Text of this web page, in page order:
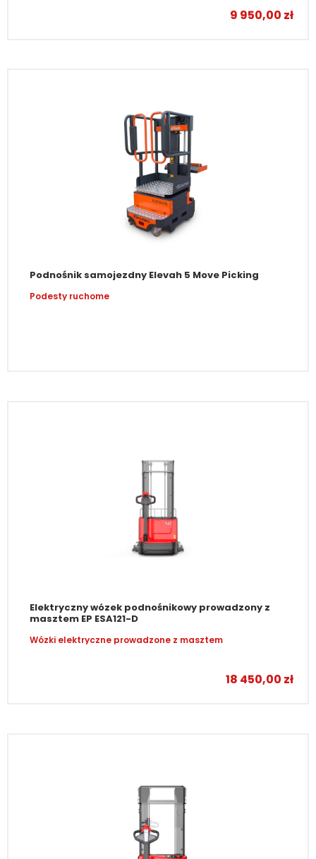
9 950,00 zł
Podnośnik samojezdny Elevah 5 Move Picking
Podesty ruchome
Elektryczny wózek podnośnikowy prowadzony z
masztem EP ESA121-D
Wózki elektryczne prowadzone z masztem
18 450,00 zł